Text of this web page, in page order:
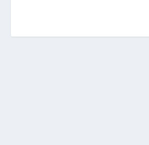
setmana? 👀